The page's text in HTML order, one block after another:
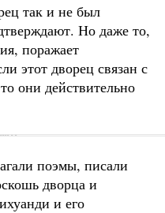
так и не был
Но даже то,
поражает
этот дворец связан с
они действительно
поэмы, писали
дворца и
и его